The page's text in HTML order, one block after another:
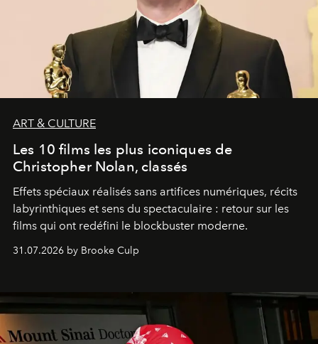
ART & CULTURE
Les 10 films les plus iconiques de
Christopher Nolan, classés
Effets spéciaux réalisés sans artifices numériques, récits
labyrinthiques et sens du spectaculaire : retour sur les
films qui ont redéfini le blockbuster moderne.
31.07.2026 by Brooke Culp